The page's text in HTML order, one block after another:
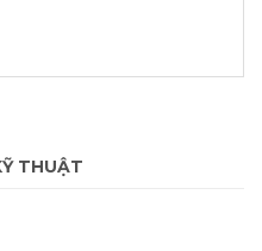
THUẬT